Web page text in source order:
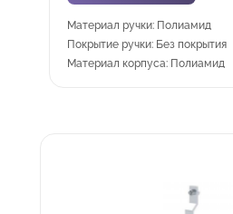
Материал ручки: Полиамид
Покрытие ручки: Без покрытия
Материал корпуса: Полиамид